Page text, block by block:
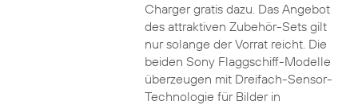
Charger gratis dazu. Das Angebot
des attraktiven Zubehör-Sets gilt
nur solange der Vorrat reicht. Die
beiden Sony Flaggschiff-Modelle
überzeugen mit Dreifach-Sensor-
Technologie für Bilder in